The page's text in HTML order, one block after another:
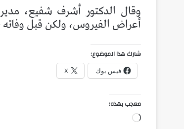
وقال الدكتور أشرف شفيع،
أعراض الفيروس، ولكن قبل
شارك هذا الموضوع:
فيس بوك X
معجب بهذه:
جاري